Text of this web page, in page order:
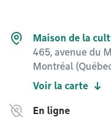
Maison de la
465, avenue du
Montréal
Voir la carte
En ligne